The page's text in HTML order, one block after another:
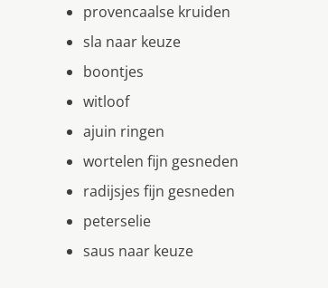
provencaalse kruiden
sla naar keuze
boontjes
witloof
ajuin ringen
wortelen fijn gesneden
radijsjes fijn gesneden
peterselie
saus naar keuze